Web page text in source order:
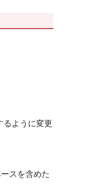
るように変更
スを含めた